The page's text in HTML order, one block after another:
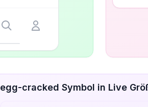
egg-cracked Symbol in Live